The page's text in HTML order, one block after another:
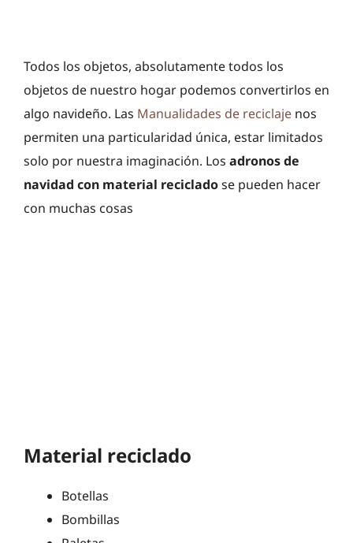
Todos los objetos, absolutamente todos los
objetos de nuestro hogar podemos convertirlos en
algo navideño. Las Manualidades de reciclaje nos
permiten una particularidad única, estar limitados
solo por nuestra imaginación. Los adronos de
navidad con material recicladose pueden hacer
con muchas cosas
Material reciclado
Botellas
Bombillas